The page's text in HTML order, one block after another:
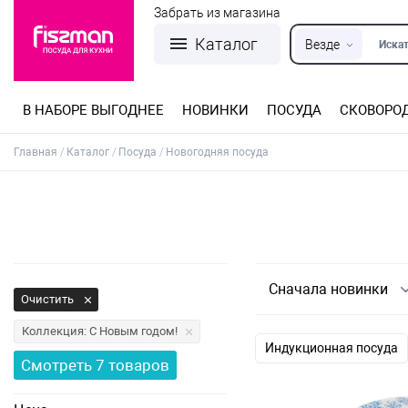
Каталог Везде
Забрать из магазина
В НАБОРЕ ВЫГОДНЕЕ НОВИНКИ ПОСУДА
Главная Каталог Посуда Новогодняя посуда
Очистить
Коллекция: С Новым годом!
Смотреть 7 товаров
Сначала новинки
Индукционная посуда